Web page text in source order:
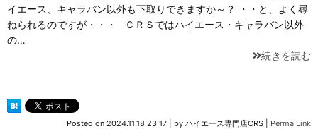
イエース、キャラバン以外も下取りできますか～？ ・・と、よく尋
ねられるのですが・・・ ＣＲＳではハイエース・キャラバン以外
の…
続きを読む
Posted on 2024.11.18 23:17 by ハイエース専門店CRS Perma Link